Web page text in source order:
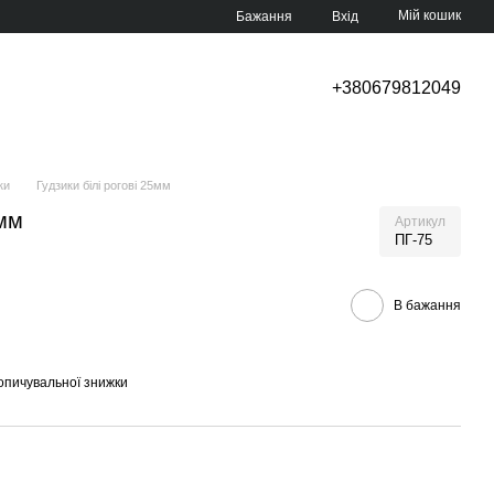
Бажання Вхід Мій кошик
+380679812049
Гудзики білі рогові 25мм
Артикул
ПГ-75
В бажання
знижки